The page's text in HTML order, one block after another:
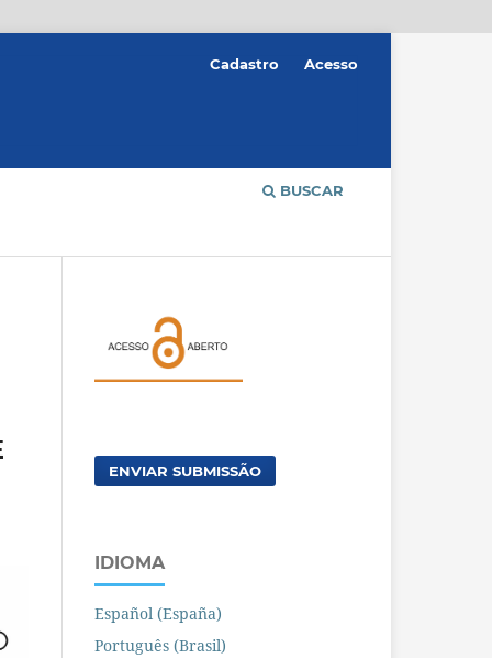
BUSCAR
Cadastro Acesso
ENVIAR SUBMISSÃO
IDIOMA
Español (España)
Português (Brasil)